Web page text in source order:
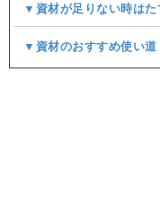
▼資材が足りない時はた
▼資材のおすすめ使い道